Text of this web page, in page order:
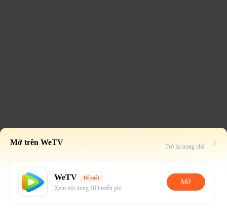
Mở trên WeTV Trở lại trang chủ
WeTV Đề xuất
Xem nội dung HD miễn phí
Mở